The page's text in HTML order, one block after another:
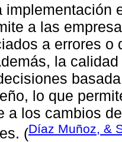
implementación
a las
a errores o
la
lo que
a los cambios
(Díaz Muñoz, &